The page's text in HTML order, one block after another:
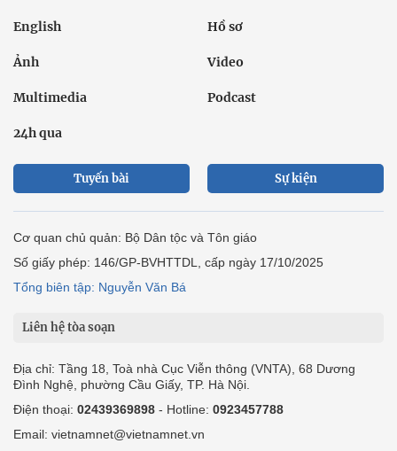
English Hồ sơ
Ảnh Video
Multimedia Podcast
24h qua
Tuyến bài Sự kiện
Cơ quan chủ quản: Bộ Dân tộc và Tôn giáo
Số giấy phép: 146/GP-BVHTTDL, cấp ngày 17/10/2025
Tổng biên tập: Nguyễn Văn Bá
Liên hệ tòa soạn
Địa chỉ: Tầng 18, Toà nhà Cục Viễn thông (VNTA), 68 Dương
Đình Nghệ, phường Cầu Giấy, TP. Hà Nội.
Điện thoại: 02439369898 - Hotline: 0923457788
Email: vietnamnet@vietnamnet.vn